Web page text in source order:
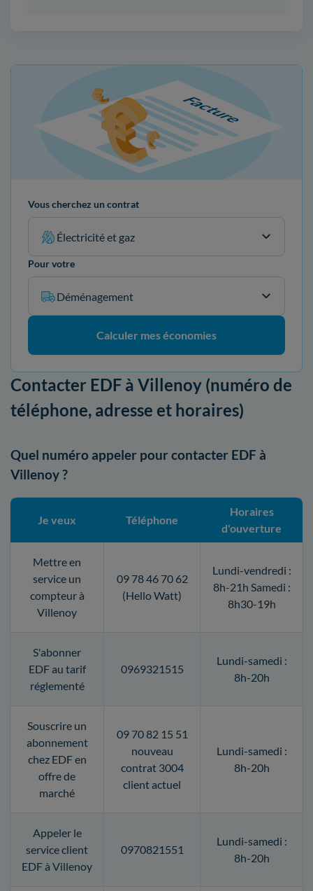
Vous cherchez un contrat
Électricité et gaz
Pour votre
Déménagement
Calculer mes économies
Contacter EDF à Villenoy (numéro de
téléphone, adresse et horaires)
Quel numéro appeler pour contacter EDF à
Villenoy ?
Je veux Téléphone
Horaires
d'ouverture
Mettre en
service un
compteur à
Villenoy
09 78 46 70 62
(Hello Watt)
Lundi-vendredi :
8h-21h Samedi :
8h30-19h
S'abonner
EDF au tarif
réglementé
0969321515
Lundi-samedi :
8h-20h
Souscrire un
abonnement
chez EDF en
offre de
marché
09 70 82 15 51
nouveau
contrat 3004
client actuel
Lundi-samedi :
8h-20h
Appeler le
service client
EDF à Villenoy
0970821551
Lundi-samedi :
8h-20h